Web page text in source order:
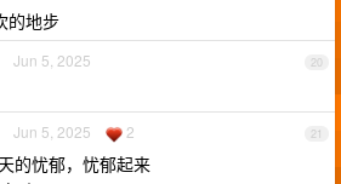
的地步
20
Jun 5, 2025
21
Jun 5, 2025 2
的忧郁，忧郁起来